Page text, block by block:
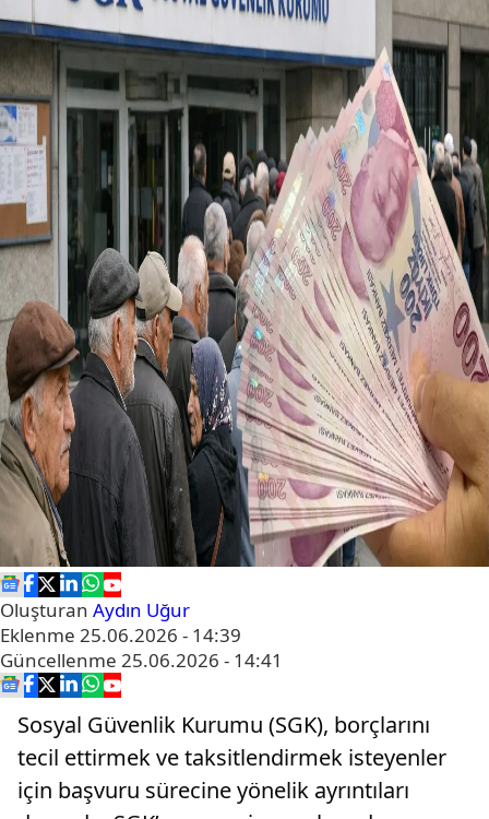
Oluşturan Aydın Uğur
Eklenme 25.06.2026 - 14:39
Güncellenme 25.06.2026 - 14:41
Sosyal Güvenlik Kurumu (SGK), borçlarını
tecil ettirmek ve taksitlendirmek isteyenler
için başvuru sürecine yönelik ayrıntıları